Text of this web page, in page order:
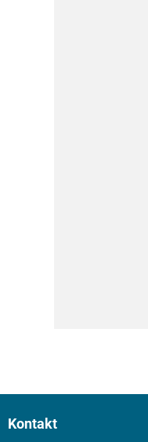
Kontakt